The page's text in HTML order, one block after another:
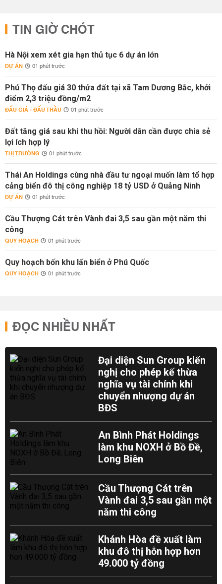
TIN GIỜ CHÓT
Hà Nội xem xét gia hạn thủ tục 6 dự án lớn
DỰ ÁN 01 phút trước
Phú Thọ đấu giá 30 thửa đất tại xã Tam Dương Bắc, khởi
điểm 2,3 triệu đồng/m2
ĐẤU GIÁ - ĐẤU THẦU 01 phút trước
Đất tăng giá sau khi thu hồi: Người dân cần được chia sẻ
lợi ích hợp lý
THỊ TRƯỜNG 01 phút trước
Thái An Holdings cùng nhà đầu tư ngoại muốn làm tổ hợp
cảng biển đô thị công nghiệp 18 tỷ USD ở Quảng Ninh
DỰ ÁN 01 phút trước
Cầu Thượng Cát trên Vành đai 3,5 sau gần một năm thi
công
QUY HOẠCH 01 phút trước
Quy hoạch bốn khu lấn biển ở Phú Quốc
QUY HOẠCH 01 phút trước
ĐỌC NHIỀU NHẤT
Đại diện Sun Group kiến
nghị cho phép kế thừa
nghĩa vụ tài chính khi
chuyển nhượng dự án
BĐS
An Bình Phát Holdings
làm khu NOXH ở Bồ Đề,
Long Biên
Cầu Thượng Cát trên
Vành đai 3,5 sau gần một
năm thi công
Khánh Hòa đề xuất làm
khu đô thị hỗn hợp hơn
49.000 tỷ đồng